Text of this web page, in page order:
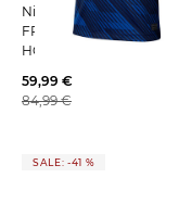
Nike | Kinder Fußballtrikot
FRANKREICH WM 2026
HOME
59,99 €
84,99 €
SALE: -41 %